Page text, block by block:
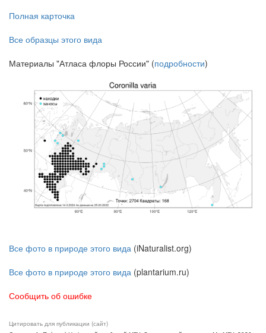
Полная карточка
Все образцы этого вида
Материалы "Атласа флоры России" (подробности)
Все фото в природе этого вида (iNaturalist.org)
Все фото в природе этого вида (plantarium.ru)
Сообщить об ошибке
Цитировать для публикации (сайт)